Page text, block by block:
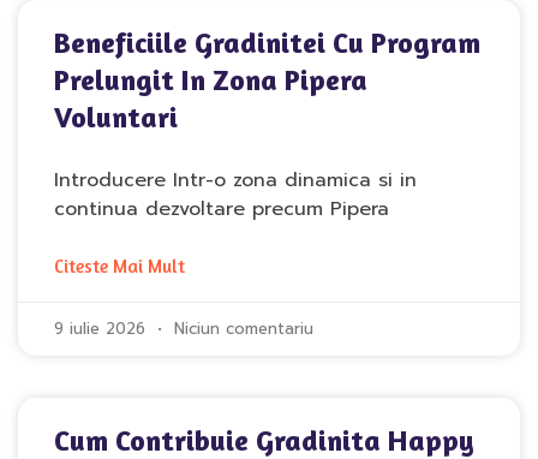
Beneficiile Gradinitei Cu Program
Prelungit In Zona Pipera
Voluntari
Introducere Intr-o zona dinamica si in
continua dezvoltare precum Pipera
Citeste Mai Mult
9 iulie 2026 Niciun comentariu
Cum Contribuie Gradinita Happy